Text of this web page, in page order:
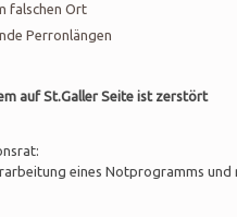
falschen Ort
Perronlängen
auf St.Galler Seite ist zerstört
eines Notprogramms und